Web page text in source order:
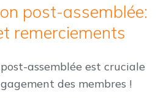
post-assemblée:
remerciements
assemblée est cruciale
des membres !